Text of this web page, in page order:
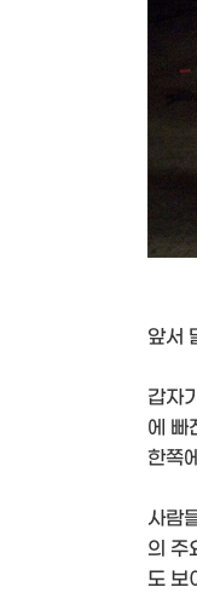
앞서
갑자
에 빠
한쪽
사람
의 주
도 보